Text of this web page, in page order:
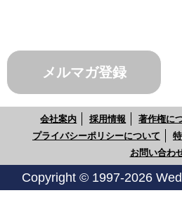
メルマガ登録
会社案内 採用情報 著作権に
プライバシーポリシーについて
お問い合わ
Copyright © 1997-2026